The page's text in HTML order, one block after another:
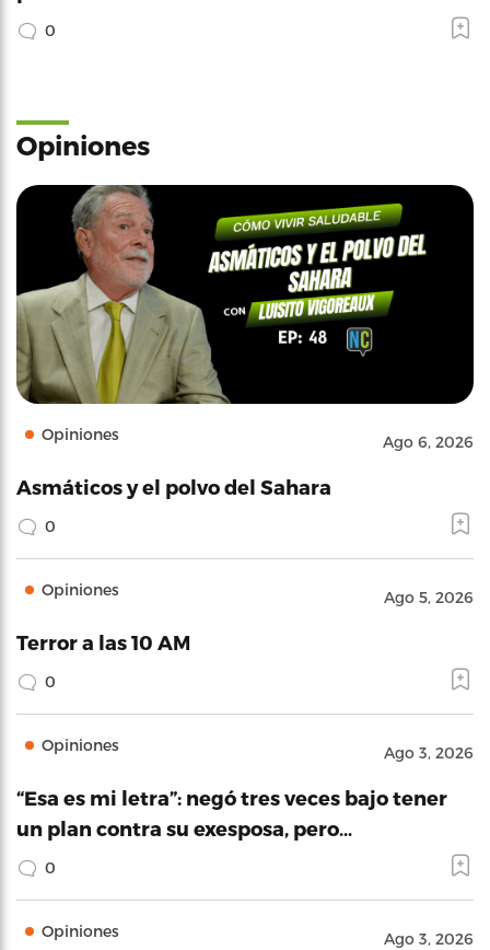
0
Opiniones
Opiniones Ago 6, 2026
Asmáticos y el polvo del Sahara
0
Opiniones Ago 5, 2026
Terror a las 10 AM
0
Opiniones Ago 3, 2026
“Esa es mi letra”: negó tres veces bajo tener
un plan contra su exesposa, pero…
0
Opiniones Ago 3, 2026